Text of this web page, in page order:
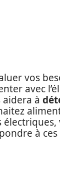
vos
avec
à
à ces